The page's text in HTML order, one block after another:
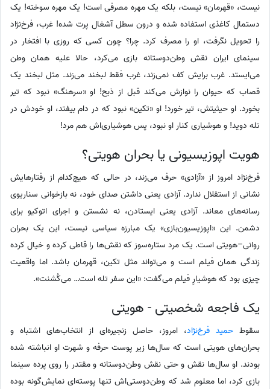
نیست، «قهرمان» نیست، بلکه یک مهره مصرفی است! یک مهره سوخته! یک
دستمال کاغذی استفاده شده و درون سطل آشغال پرت شده! غرب، فرخ‌نژاد
را تحویل نگرفت، او را مصرف کرد. چرا؟ چون کسی که روزی با افتخار در
سینمای ایران نقش وطن‌دوستانه بازی می‌کرد، حالا علیه همان وطن
می‌ایستد. غرب برایش کف نمی‌زند، غرب فقط لبخند می‌زند. مثل لبخند یک
قصاب که حیوان را نوازش می‌کند قبل از ذبح! او «سرهنگ» نبود که تیر
بخورد. او حیثیتش، تیر خورد! او «تکین» نبود که در دام بیفتد، او خودش در
تله دوید! و هوشیاری کنار او نبود، پس هوشیاری‌اش هم مرد!
هویت اپوزیسیونی یا بحران هویتی؟
فرخ‌نژاد امروز از «آزادی» حرف می‌زند، در حالی که هیچ‌کدام از رفتارهایش
نشانی از استقلال ندارد. آزادی یعنی داشتن صدای خود، نه بازخوانی سناریوی
رسانه‌های معاند. آزادی یعنی ایستادن، نه نشستن و اجرای اتوکیو برای
دشمن. این «اپوزیسیون‌بازی» یک مبارزه سیاسی نیست، این یک بحران
روانی–هویتی است. یک مرد ستاره‌سوز که نقش‌ها را قاطی کرده و خیال کرده
زندگی همان فیلم است و می‌تواند مثل تکین، قهرمان باشد. اما واقعیت
چیزی بود که هوشیارِ فیلم می‌گفت: «این سفر تله است… می‌کُشنت».
یک فاجعه شخصیتی - هویتی
سقوط حمید فرخ‌نژاد، امروز، حاصل زنجیره‌ای از انتخاب‌های اشتباه و
بحران‌های هویتی است که سال‌ها زیر پوست حرفه و شهرت او انباشته شده
بودند. او سال‌ها نقش و حتی نقش وطن‌دوستانه و مقتدر را روی پرده سینما
بازی کرد، اما معلوم شد که وطن‌دوستی‌اش تنها پوسته‌ای نمایش‌گونه بوده